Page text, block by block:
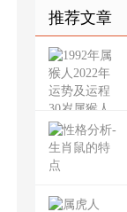
推荐文章